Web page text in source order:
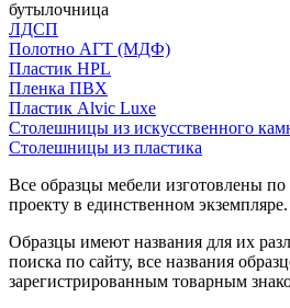
бутылочница
ЛДСП
Полотно АГТ (МДФ)
Пластик HPL
Пленка ПВХ
Пластик Alvic Luxe
Столешницы из искусственного
Столешницы из пластика
Все образцы мебели изготовлены
проекту в единственном экземпляре.
Образцы имеют названия для их
поиска по сайту, все названия
зарегистрированным товарным